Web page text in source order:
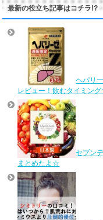
最新の役立ち記事はコチラ!?
ヘパリ
レビュー！飲むタイミン
セブン
まとめたよ☆